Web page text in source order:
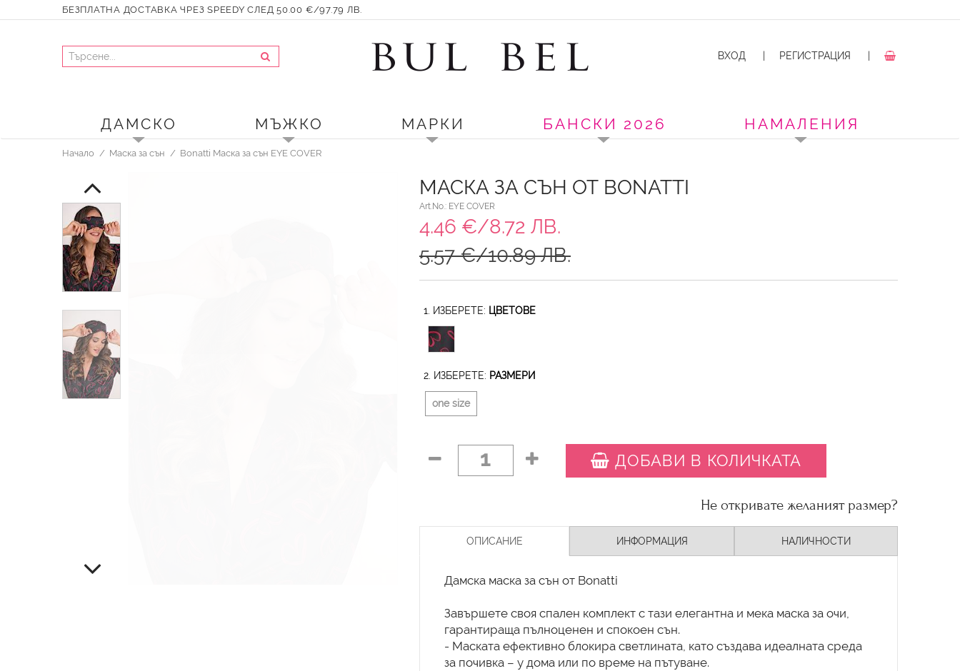
БЕЗПЛАТНА ДОСТАВКА ЧРЕЗ SPEEDY СЛЕД 50.00 €/97.79 ЛВ.
ВХОД РЕГИСТРАЦИЯ
ДАМСКО МЪЖКО МАРКИ БАНСКИ 2026 НАМАЛЕНИЯ
Начало Маска за сън Bonatti Маска за сън EYE COVER
МАСКА ЗА СЪН ОТ BONATTI
Art.No.: EYE COVER
4.46 €/8.72 ЛВ.
5.57 €/10.89 ЛВ.
1. ИЗБЕРЕТЕ: ЦВЕТОВЕ
2. ИЗБЕРЕТЕ: РАЗМЕРИ
one size
1 ДОБАВИ В КОЛИЧКАТА
Не откривате желаният размер?
ОПИСАНИЕ ИНФОРМАЦИЯ НАЛИЧНОСТИ
Дамска маска за сън от Bonatti
Завършете своя спален комплект с тази елегантна и мека маска за очи,
гарантираща пълноценен и спокоен сън.
- Маската ефективно блокира светлината, като създава идеалната среда
за почивка – у дома или по време на пътуване.